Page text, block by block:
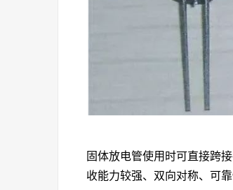
固体放电管使用时可直接跨
收能力较强、双向对称、可靠